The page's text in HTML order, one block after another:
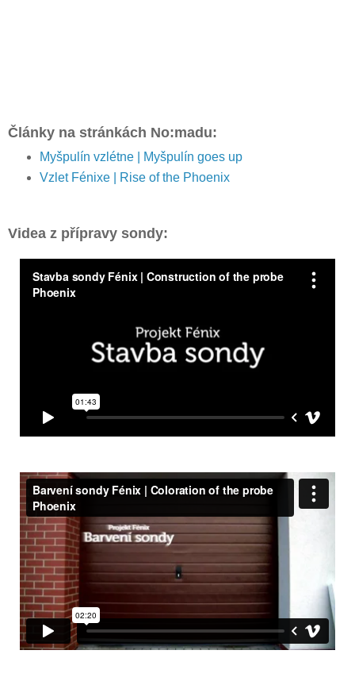
Články na stránkách No:madu:
Myšpulín vzlétne | Myšpulín goes up
Vzlet Fénixe | Rise of the Phoenix
Videa z přípravy sondy: